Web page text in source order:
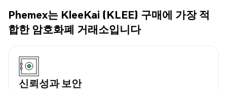
Phemex는 KleeKai (KLEE) 구매에 가장 적
합한 암호화폐 거래소입니다
신뢰성과 보안